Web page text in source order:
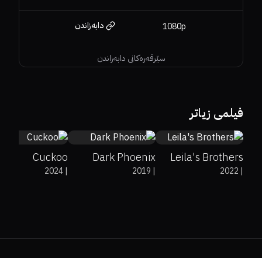
سێرڤەرەکانی دابەزاندن
1080p دابەزاندن
فیلمی زیاتر
Leila's Brothers
|
2022
Dark Phoenix
|
2019
Cuckoo
|
2024